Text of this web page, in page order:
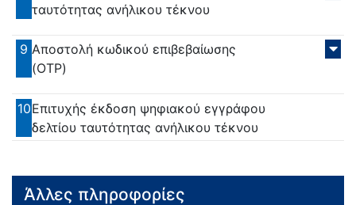
ταυτότητας ανήλικου τέκνου
9 Αποστολή κωδικού επιβεβαίωσης
(OTP)
10Επιτυχής έκδοση ψηφιακού εγγράφου
δελτίου ταυτότητας ανήλικου τέκνου
Άλλες πληροφορίες